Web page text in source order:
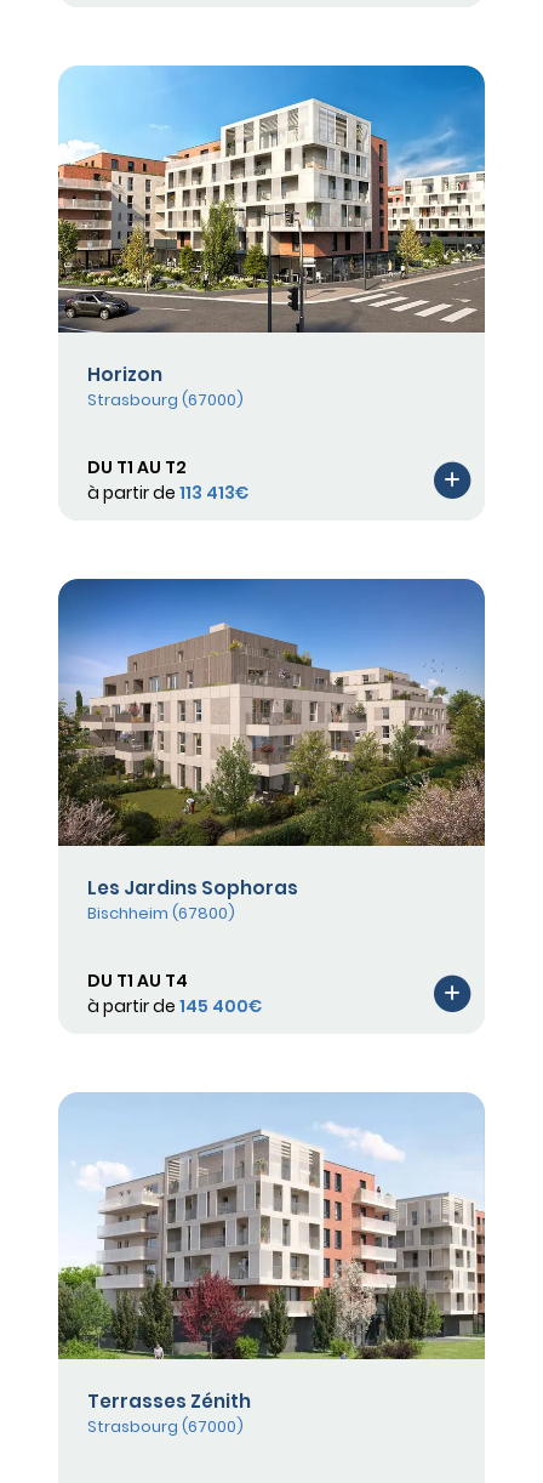
Horizon
Strasbourg (67000)
DU T1 AU T2
à partir de 113 413€
Les Jardins Sophoras
Bischheim (67800)
DU T1 AU T4
à partir de 145 400€
Terrasses Zénith
Strasbourg (67000)